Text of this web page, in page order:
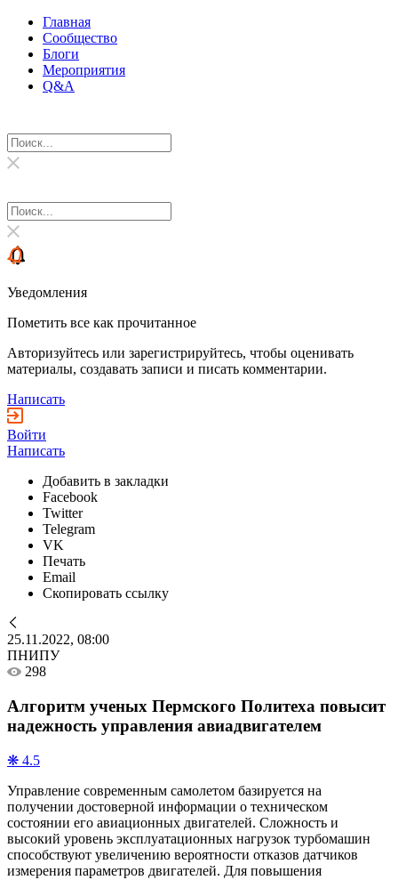
Главная
Сообщество
Блоги
Мероприятия
Q&A
Уведомления
Пометить все как прочитанное
Авторизуйтесь или зарегистрируйтесь, чтобы оценивать
материалы, создавать записи и писать комментарии.
Написать
Войти
Написать
Добавить в закладки
Facebook
Twitter
Telegram
VK
Печать
Email
Скопировать ссылку
25.11.2022, 08:00
ПНИПУ
298
Алгоритм ученых Пермского Политеха повысит
надежность управления авиадвигателем
❋ 4.5
Управление современным самолетом базируется на
получении достоверной информации о техническом
состоянии его авиационных двигателей. Сложность и
высокий уровень эксплуатационных нагрузок турбомашин
способствуют увеличению вероятности отказов датчиков
измерения параметров двигателей. Для повышения